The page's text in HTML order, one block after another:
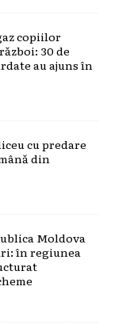
copiilor
30 de
au ajuns în
cu predare
din
Moldova
în regiunea